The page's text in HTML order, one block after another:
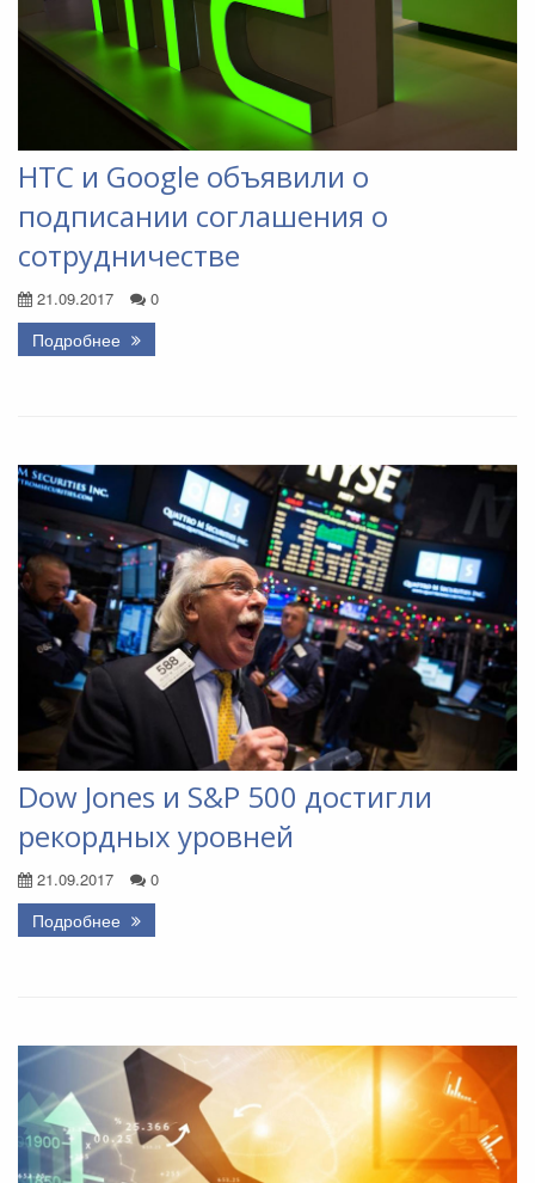
HTC и Google объявили о
подписании соглашения о
сотрудничестве
21.09.2017 0
Подробнее
Dow Jones и S&P 500 достигли
рекордных уровней
21.09.2017 0
Подробнее